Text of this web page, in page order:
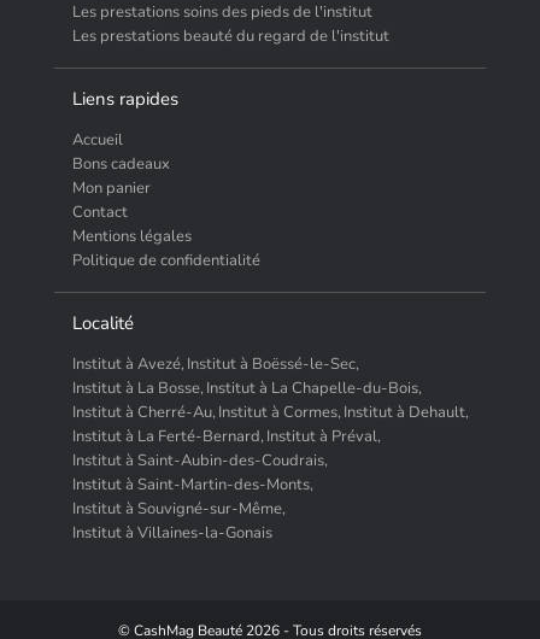
Les prestations soins des pieds de l'institut
Les prestations beauté du regard de l'institut
Liens rapides
Accueil
Bons cadeaux
Mon panier
Contact
Mentions légales
Politique de confidentialité
Localité
Institut à Avezé, Institut à Boëssé-le-Sec,
Institut à La Bosse, Institut à La Chapelle-du-Bois,
Institut à Cherré-Au, Institut à Cormes, Institut à Dehault,
Institut à La Ferté-Bernard, Institut à Préval,
Institut à Saint-Aubin-des-Coudrais,
Institut à Saint-Martin-des-Monts,
Institut à Souvigné-sur-Même,
Institut à Villaines-la-Gonais
© CashMag Beauté 2026 - Tous droits réservés